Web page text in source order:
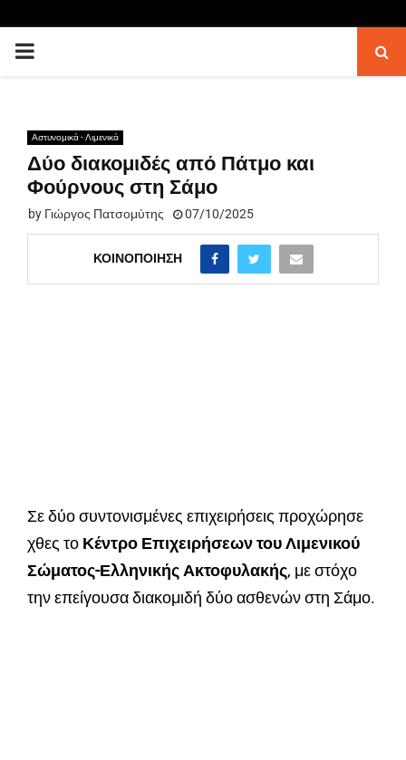
PRIMARY
Αστυνομικά - Λιμενικά
Δύο διακομιδές από Πάτμο και
Φούρνους στη Σάμο
by Γιώργος Πατσομύτης 07/10/2025
ΚΟΙΝΟΠΟΊΗΣΗ
Σε δύο συντονισμένες επιχειρήσεις προχώρησε
χθες το Κέντρο Επιχειρήσεων του Λιμενικού
Σώματος-Ελληνικής Ακτοφυλακής, με στόχο
την επείγουσα διακομιδή δύο ασθενών στη Σάμο.